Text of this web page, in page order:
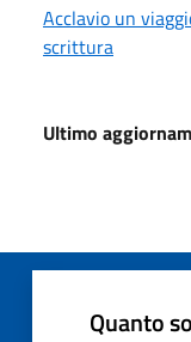
Acclavio un
scrittura
Ultimo
Quanto